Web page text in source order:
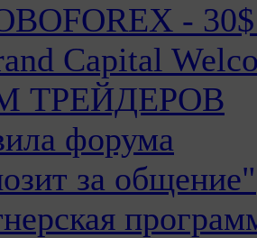
-
Capital
ТРЕЙДЕРОВ
форума
за общение"